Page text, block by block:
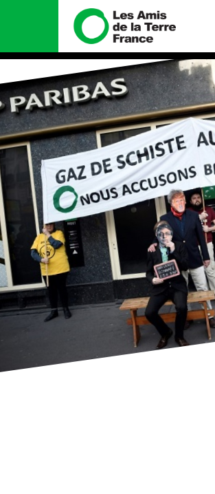
Nous connaître
Histoire
Manifeste
Missions et méthodes
Valeurs
Équipes et
fonctionnement
Le réseau dans le monde
Nos alliés
Je soutiens les Amis de la
Terre